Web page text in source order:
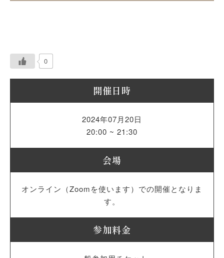
0
開催日時
2024年07月20日
20:00 ~ 21:30
会場
オンライン（Zoomを使います）での開催となりま
す。
参加料金